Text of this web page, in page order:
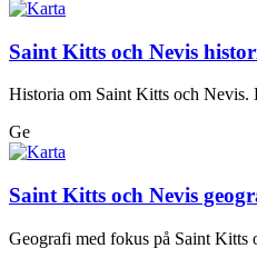
Saint Kitts och Nevis
Historia om Saint Kitts och Nevis.
Ge
Saint Kitts och Nevis
Geografi med fokus på Saint Kitts